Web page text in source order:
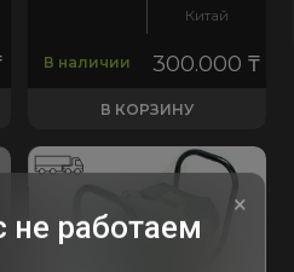
Китай
В наличии 300.000₸
В КОРЗИНУ
×
работаем